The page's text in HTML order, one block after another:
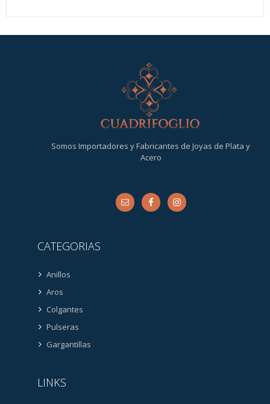
Somos Importadores y Fabricantes de Joyas de Plata y
Acero
CATEGORIAS
Anillos
Aros
Colgantes
Pulseras
Gargantillas
LINKS